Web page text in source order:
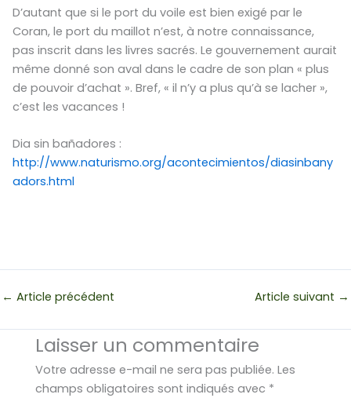
D’autant que si le port du voile est bien exigé par le
Coran, le port du maillot n’est, à notre connaissance,
pas inscrit dans les livres sacrés. Le gouvernement aurait
même donné son aval dans le cadre de son plan « plus
de pouvoir d’achat ». Bref, « il n’y a plus qu’à se lacher »,
c’est les vacances !
Dia sin bañadores :
http://www.naturismo.org/acontecimientos/diasinbany
adors.html
← Article précédent Article suivant →
Laisser un commentaire
Votre adresse e-mail ne sera pas publiée. Les
champs obligatoires sont indiqués avec *